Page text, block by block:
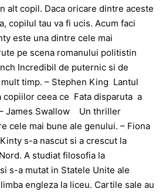
alt copil. Daca oricare dintre aceste
copiIul tau va fi ucis. Acum faci
este una dintre cele mai
pe scena romanului politistin
Incredibil de puternic si de
timp. – Stephen King Lantul
copiilor ceea ce Fata disparuta a
James Swallow Un thriller
cele mai bune ale genului. – Fiona
s-a nascut si a crescut la
A studiat filosofia la
s-a mutat in Statele Unite ale
engleza la liceu. Cartile sale au